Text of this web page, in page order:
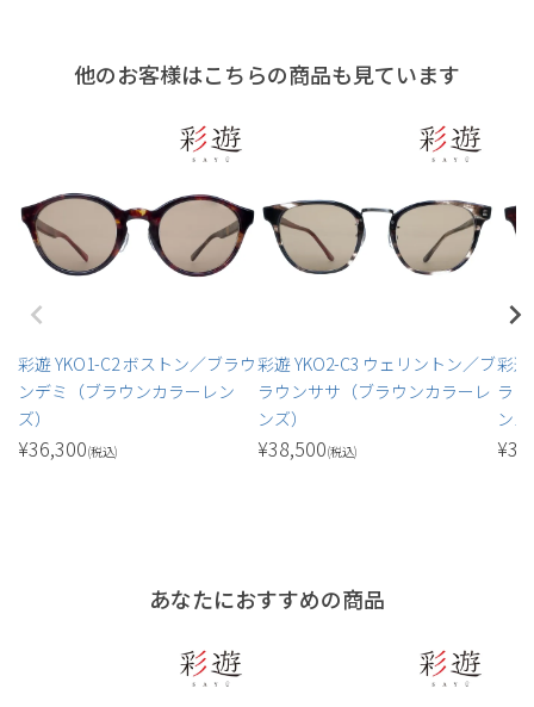
他のお客様はこちらの商品も見ています
彩遊 YKO1-C2 ボストン／ブラウ
ンデミ（ブラウンカラーレン
ズ）
¥36,300(税込)
彩遊 YKO2-C3 ウェリントン／ブ
ラウンササ（ブラウンカラーレ
ンズ）
¥38,500(税込)
彩遊
ラ
ン
¥
あなたにおすすめの商品